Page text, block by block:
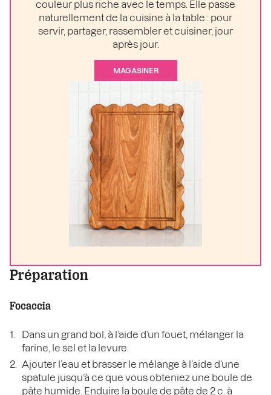
couleur plus riche avec le temps. Elle passe
naturellement de la cuisine à la table : pour
servir, partager, rassembler et cuisiner, jour
après jour.
MAGASINER
Préparation
Focaccia
Dans un grand bol, à l’aide d’un fouet, mélanger la
farine, le sel et la levure.
Ajouter l’eau et brasser le mélange à l’aide d’une
spatule jusqu’à ce que vous obteniez une boule de
pâte humide. Enduire la boule de pâte de 2 c. à